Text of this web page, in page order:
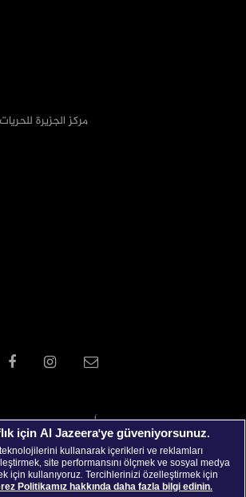
مركز الجزيرة
için Al Jazeera'ye güveniyorsunuz.
kullanarak içerikleri ve reklamları
site performansını ölçmek ve sosyal medya
için kullanıyoruz. Tercihlerinizi özelleştirmek için
Politikamız hakkında daha fazla bilgi edinin.